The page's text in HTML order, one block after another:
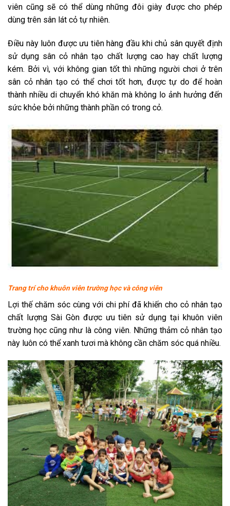
viên cũng sẽ có thể dùng những đôi giày được cho phép
dùng trên sân lát cỏ tự nhiên.
Điều này luôn được ưu tiên hàng đầu khi chủ sân quyết định
sử dụng sân cỏ nhân tạo chất lượng cao hay chất lượng
kém. Bởi vì, với không gian tốt thì những người chơi ở trên
sân cỏ nhân tạo có thể chơi tốt hơn, được tự do để hoàn
thành nhiều di chuyển khó khăn mà không lo ảnh hưởng đến
sức khỏe bởi những thành phần có trong cỏ.
Trang trí cho khuôn viên trường học và công viên
Lợi thế chăm sóc cùng với chi phí đã khiến cho cỏ nhân tạo
chất lượng Sài Gòn được ưu tiên sử dụng tại khuôn viên
trường học cũng như là công viên. Những thảm cỏ nhân tạo
này luôn có thể xanh tươi mà không cần chăm sóc quá nhiều.